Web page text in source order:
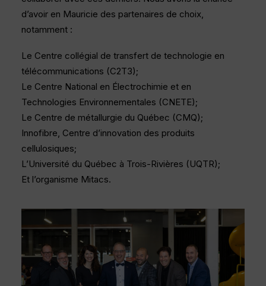
d’avoir en Mauricie des partenaires de choix,
notamment :
Le Centre collégial de transfert de technologie en
télécommunications (C2T3);
Le Centre National en Électrochimie et en
Technologies Environnementales (CNETE);
Le Centre de métallurgie du Québec (CMQ);
Innofibre, Centre d’innovation des produits
cellulosiques;
L’Université du Québec à Trois-Rivières (UQTR);
Et l’organisme Mitacs.